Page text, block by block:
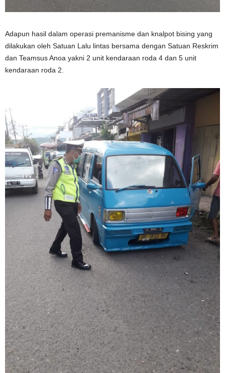
Adapun hasil dalam operasi premanisme dan knalpot bising yang
dilakukan oleh Satuan Lalu lintas bersama dengan Satuan Reskrim
dan Teamsus Anoa yakni 2 unit kendaraan roda 4 dan 5 unit
kendaraan roda 2.